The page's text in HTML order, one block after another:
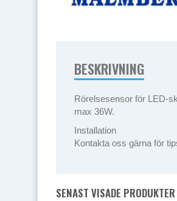
BESKRIVNING
Rörelsesensor för LED-
max 36W.
Installation
Kontakta oss gärna för
SENAST VISADE PRODUKTER